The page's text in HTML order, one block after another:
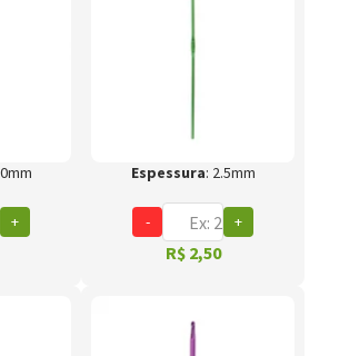
+
Espessura: 2.5mm
- +
R$ 2,50